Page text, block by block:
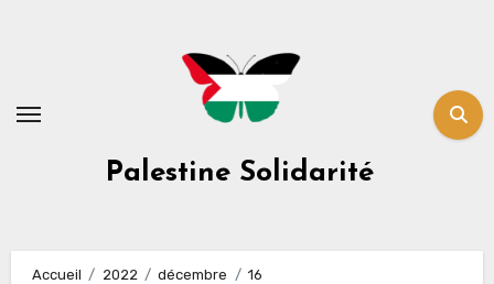
Palestine Solidarité
Accueil 2022 décembre
16